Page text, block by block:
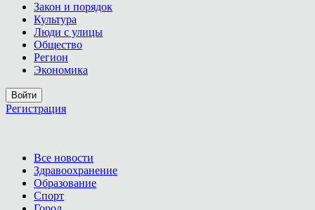
Закон и порядок
Культура
Люди с улицы
Общество
Регион
Экономика
Войти
Регистрация
Все новости
Здравоохранение
Образование
Спорт